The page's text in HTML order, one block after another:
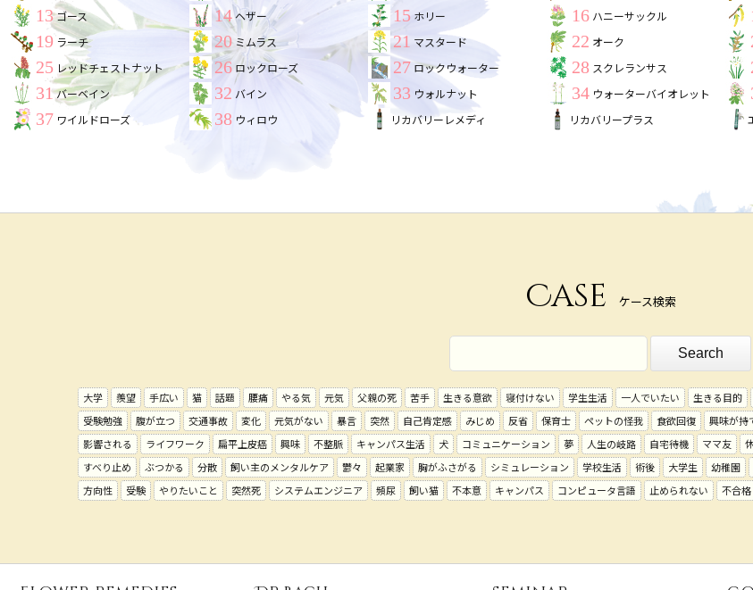
13ゴース 14 ヘザー 15 ホリー 16 ハニーサックル
19 ラーチ 20 ミムラス 21 マスタード 22 オーク
25 レッドチェストナット 26 ロックローズ 27 ロックウォーター 28 スクレランサス
31バーベイン 32 バイン 33 ウォルナット 34 ウォーターバイオレット
37 ワイルドローズ 38 ウィロウ リカバリーレメディ リカバリープラス
Case ケース検索
大学 羨望 手広い 猫 話題 腰痛 やる気 元気 父親の死 苦手 生きる意欲 寝付けない 学生生活 一人でいたい 生きる目的
受験勉強
腹が立つ 交通事故 変化 元気がない 暴言 突然 自己肯定感 みじめ 反省 保育士 ペットの怪我 食欲回復 興味が持
影響される
ライフワーク 扁平上皮癌 興味 不整脈 キャンパス生活 犬 コミュニケーション 夢 人生の岐路 自宅待機 ママ友
すべり止め
ぶつかる 分散 飼い主のメンタルケア 鬱々 起業家 胸がふさがる シミュレーション 学校生活 術後 大学生 幼稚園
方向性
受験 やりたいこと 突然死 システムエンジニア 頻尿 飼い猫 不本意 キャンパス コンピュータ言語 止められない 不合格